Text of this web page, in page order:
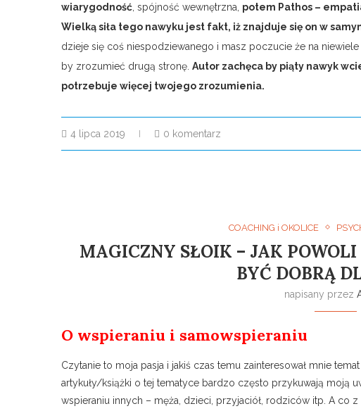
wiarygodność , spójność wewnętrzna, potem Pathos –
Wielką siła tego nawyku jest fakt, iż znajduje się on w
dzieje się coś niespodziewanego i masz poczucie że na
by zrozumieć drugą stronę. Autor zachęca by piąty nawyk
potrzebuje więcej twojego zrozumienia.
4 lipca 2019 0 komentarz
COACHING i OKOLICE
MAGICZNY SŁOIK – JAK
BYĆ DOBRĄ
napisany przez
O wspieraniu i samowspieraniu
Czytanie to moja pasja i jakiś czas temu zainteresował mnie
artykuły/książki o tej tematyce bardzo często przykuwają moją
wspieraniu innych – męża, dzieci, przyjaciół, rodziców itp. A co